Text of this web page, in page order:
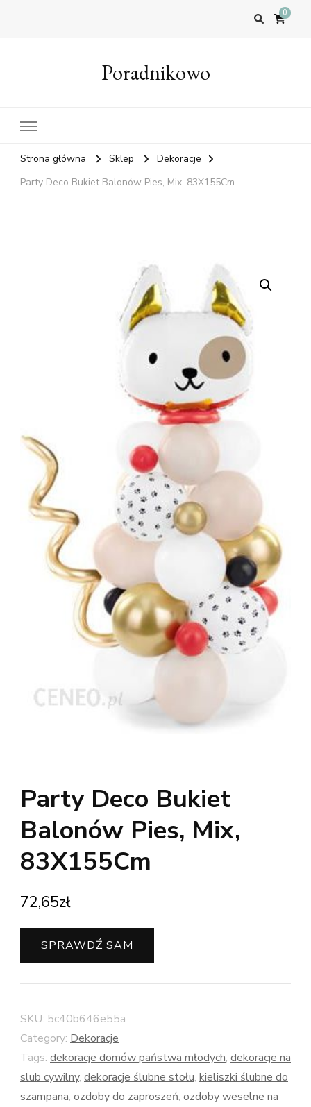
0
Poradnikowo
Strona główna Sklep
Dekoracje
Party Deco Bukiet Balonów Pies, Mix, 83X155Cm
Party Deco Bukiet
Balonów Pies, Mix,
83X155Cm
72,65zł
SPRAWDŹ SAM
SKU: 5c40b646e55a
Category: Dekoracje
Tags: dekoracje domów państwa młodych, dekoracje na
slub cywilny, dekoracje ślubne stołu, kieliszki ślubne do
szampana, ozdoby do zaproszeń, ozdoby weselne na